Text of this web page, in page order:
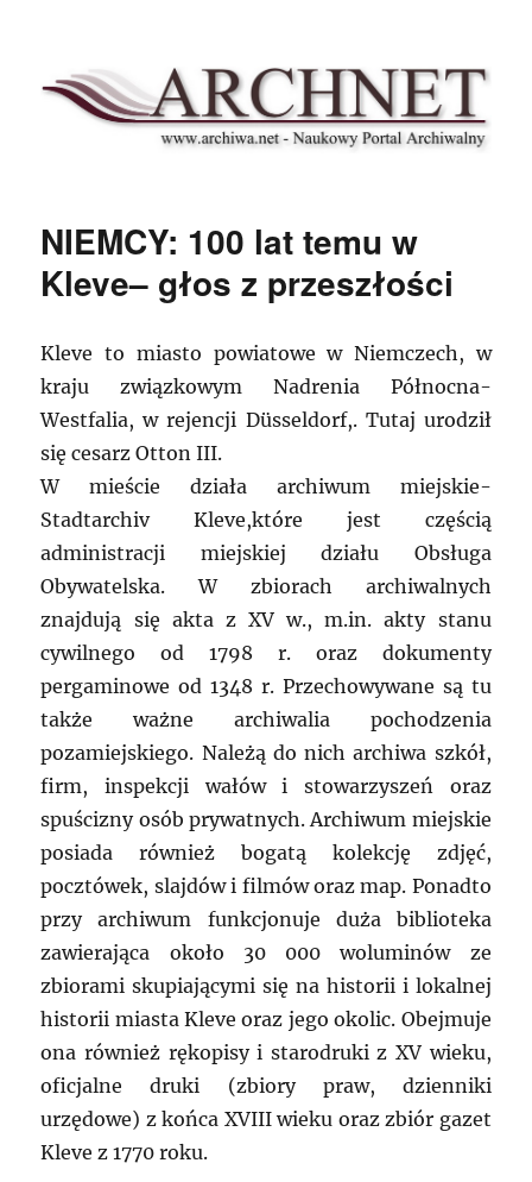
Archnet
NIEMCY: 100 lat temu w
Kleve– głos z przeszłości
Kleve to miasto powiatowe w Niemczech, w
kraju związkowym Nadrenia Północna-
Westfalia, w rejencji Düsseldorf,. Tutaj urodził
się cesarz Otton III.
W mieście działa archiwum miejskie-
Stadtarchiv Kleve,które jest częścią
administracji miejskiej działu Obsługa
Obywatelska. W zbiorach archiwalnych
znajdują się akta z XV w., m.in. akty stanu
cywilnego od 1798 r. oraz dokumenty
pergaminowe od 1348 r. Przechowywane są tu
także ważne archiwalia pochodzenia
pozamiejskiego. Należą do nich archiwa szkół,
firm, inspekcji wałów i stowarzyszeń oraz
spuścizny osób prywatnych. Archiwum miejskie
posiada również bogatą kolekcję zdjęć,
pocztówek, slajdów i filmów oraz map. Ponadto
przy archiwum funkcjonuje duża biblioteka
zawierająca około 30 000 woluminów ze
zbiorami skupiającymi się na historii i lokalnej
historii miasta Kleve oraz jego okolic. Obejmuje
ona również rękopisy i starodruki z XV wieku,
oficjalne druki (zbiory praw, dzienniki
urzędowe) z końca XVIII wieku oraz zbiór gazet
Kleve z 1770 roku.